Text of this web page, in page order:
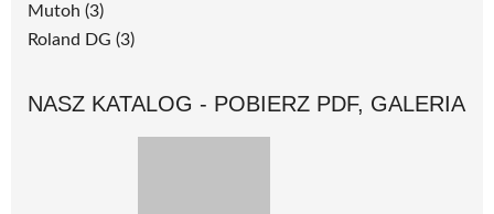
Mutoh (3)
Roland DG (3)
NASZ KATALOG - POBIERZ PDF, GALERIA